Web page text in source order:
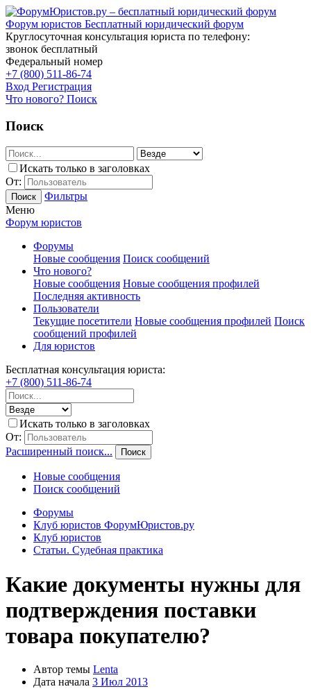
Форум юристов Бесплатный юридический форум
Круглосуточная консультация юриста по телефону:
звонок бесплатный
Федеральный номер
+7 (800) 511-86-74
Вход Регистрация
Что нового? Поиск
Поиск
Искать только в заголовках
От:
Поиск
Фильтры
Меню
Форум юристов
Форумы
Новые сообщения Поиск сообщений
Что нового?
Новые сообщения Новые сообщения профилей
Последняя активность
Пользователи
Текущие посетители Новые сообщения профилей Поиск
сообщений профилей
Для юристов
Бесплатная консультация юриста:
+7 (800) 511-86-74
Искать только в заголовках
От:
Расширенный поиск...
Поиск
Новые сообщения
Поиск сообщений
Форумы
Клуб юристов ФорумЮристов.ру
Клуб юристов
Статьи. Судебная практика
Какие документы нужны для
подтверждения поставки
товара покупателю?
Автор темы Lenta
Дата начала 3 Июл 2013